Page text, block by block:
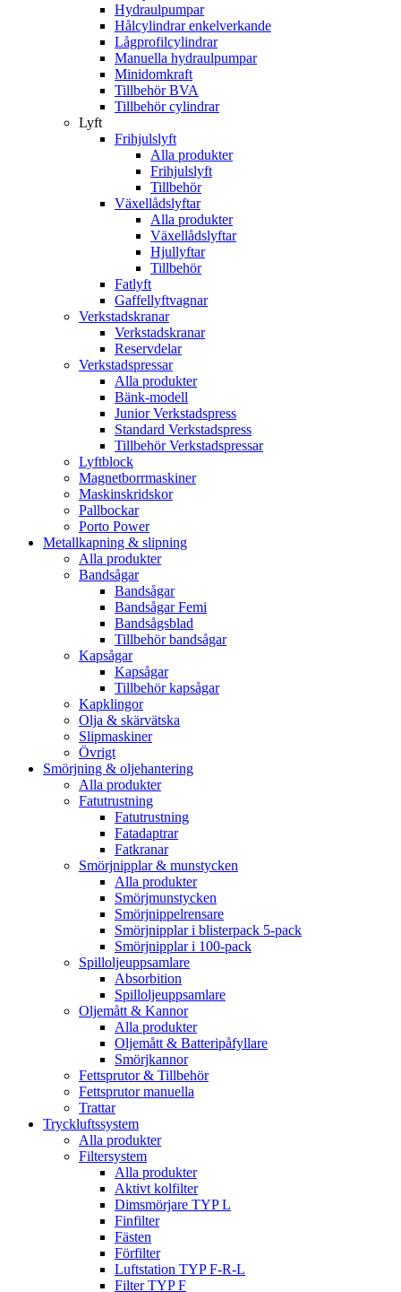
Hydraulpumpar
Hålcylindrar enkelverkande
Lågprofilcylindrar
Manuella hydraulpumpar
Minidomkraft
Tillbehör BVA
Tillbehör cylindrar
Lyft
Frihjulslyft
Alla produkter
Frihjulslyft
Tillbehör
Växellådslyftar
Alla produkter
Växellådslyftar
Hjullyftar
Tillbehör
Fatlyft
Gaffellyftvagnar
Verkstadskranar
Verkstadskranar
Reservdelar
Verkstadspressar
Alla produkter
Bänk-modell
Junior Verkstadspress
Standard Verkstadspress
Tillbehör Verkstadspressar
Lyftblock
Magnetborrmaskiner
Maskinskridskor
Pallbockar
Porto Power
Metallkapning & slipning
Alla produkter
Bandsågar
Bandsågar
Bandsågar Femi
Bandsågsblad
Tillbehör bandsågar
Kapsågar
Kapsågar
Tillbehör kapsågar
Kapklingor
Olja & skärvätska
Slipmaskiner
Övrigt
Smörjning & oljehantering
Alla produkter
Fatutrustning
Fatutrustning
Fatadaptrar
Fatkranar
Smörjnipplar & munstycken
Alla produkter
Smörjmunstycken
Smörjnippelrensare
Smörjnipplar i blisterpack 5-pack
Smörjnipplar i 100-pack
Spilloljeuppsamlare
Absorbition
Spilloljeuppsamlare
Oljemått & Kannor
Alla produkter
Oljemått & Batteripåfyllare
Smörjkannor
Fettsprutor & Tillbehör
Fettsprutor manuella
Trattar
Tryckluftssystem
Alla produkter
Filtersystem
Alla produkter
Aktivt kolfilter
Dimsmörjare TYP L
Finfilter
Fästen
Förfilter
Luftstation TYP F-R-L
Filter TYP F